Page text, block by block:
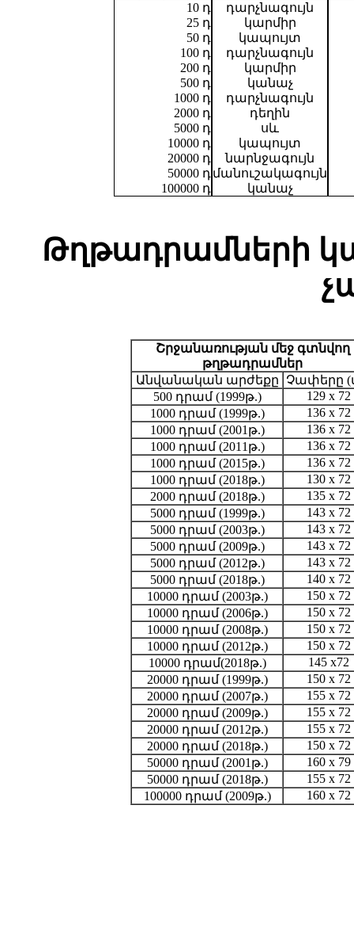
10 դ
դարչնագույն
25 դ
կարմիր
50 դ
կապույտ
100 դ
դարչնագույն
200 դ
կարմիր
500 դ
կանաչ
1000 դ
դարչնագույն
2000 դ
դեղին
5000 դ
սև
10000 դ
կապույտ
20000 դ
նարնջագույն
50000 դմանուշակագույն
100000 դ
կանաչ
Թղթադրամների
Շրջանառության մեջ գտնվող
թղթադրամներ
Անվանական արժեքը
Չափերը
500 դրամ (1999թ.)
129 x 72
1000 դրամ (1999թ.)
136 x 72
1000 դրամ (2001թ.)
136 x 72
1000 դրամ (2011թ.)
136 x 72
1000 դրամ (2015թ.)
136 x 72
1000 դրամ (2018թ.)
130 x 72
2000 դրամ (2018թ.)
135 x 72
5000 դրամ (1999թ.)
143 x 72
5000 դրամ (2003թ.)
143 x 72
5000 դրամ (2009թ.)
143 x 72
5000 դրամ (2012թ.)
143 x 72
5000 դրամ (2018թ.)
140 x 72
10000 դրամ (2003թ.)
150 x 72
10000 դրամ (2006թ.)
150 x 72
10000 դրամ (2008թ.)
150 x 72
10000 դրամ (2012թ.)
150 x 72
10000 դրամ(2018թ.)
145 x72
20000 դրամ (1999թ.)
150 x 72
20000 դրամ (2007թ.)
155 x 72
20000 դրամ (2009թ.)
155 x 72
20000 դրամ (2012թ.)
155 x 72
20000 դրամ (2018թ.)
150 x 72
50000 դրամ (2001թ.)
160 x 79
50000 դրամ (2018թ.)
155 x 72
100000 դրամ (2009թ.)
160 x 72